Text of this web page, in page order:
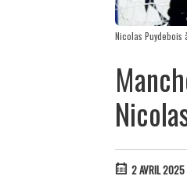
Nicolas Puydebois
2 AVRIL